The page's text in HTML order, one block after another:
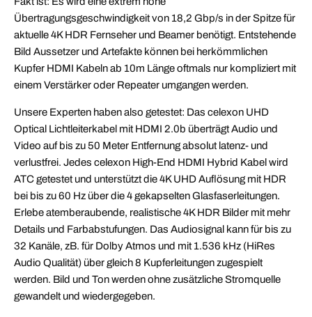
Übertragungsgeschwindigkeit von 18,2 Gbp/s in der Spitze für
aktuelle 4K HDR Fernseher und Beamer benötigt. Entstehende
Bild Aussetzer und Artefakte können bei herkömmlichen
Kupfer HDMI Kabeln ab 10m Länge oftmals nur kompliziert mit
einem Verstärker oder Repeater umgangen werden.
Unsere Experten haben also getestet: Das celexon UHD
Optical Lichtleiterkabel mit HDMI 2.0b überträgt Audio und
Video auf bis zu 50 Meter Entfernung absolut latenz- und
verlustfrei. Jedes celexon High-End HDMI Hybrid Kabel wird
ATC getestet und unterstützt die 4K UHD Auflösung mit HDR
bei bis zu 60 Hz über die 4 gekapselten Glasfaserleitungen.
Erlebe atemberaubende, realistische 4K HDR Bilder mit mehr
Details und Farbabstufungen. Das Audiosignal kann für bis zu
32 Kanäle, zB. für Dolby Atmos und mit 1.536 kHz (HiRes
Audio Qualität) über gleich 8 Kupferleitungen zugespielt
werden. Bild und Ton werden ohne zusätzliche Stromquelle
gewandelt und wiedergegeben.